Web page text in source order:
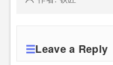
Leave a Reply